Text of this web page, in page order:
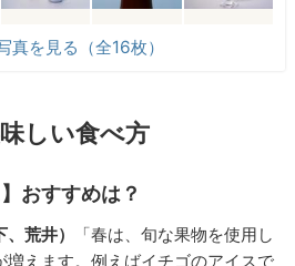
真を見る（全16枚）
しい食べ方
おすすめは？
荒井）
「春は、旬な果物を使用し
増えます。例えばイチゴのアイスで